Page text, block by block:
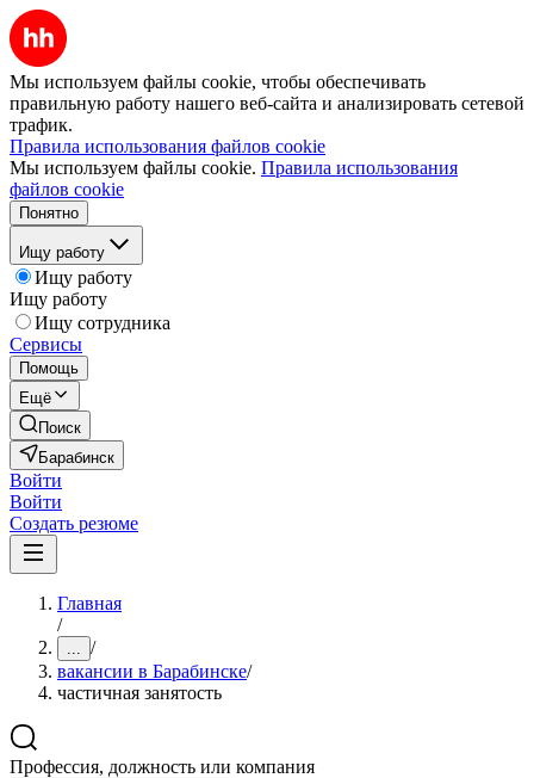
Мы используем файлы cookie, чтобы обеспечивать
правильную работу нашего веб-сайта и анализировать сетевой
трафик.
Правила использования файлов cookie
Мы используем файлы cookie. Правила использования
файлов cookie
Понятно
Ищу работу
Ищу работу
Ищу работу
Ищу сотрудника
Сервисы
Помощь
Ещё
Поиск
Барабинск
Войти
Войти
Создать резюме
Главная
/
... /
вакансии в Барабинске/
частичная занятость
Профессия, должность или компания